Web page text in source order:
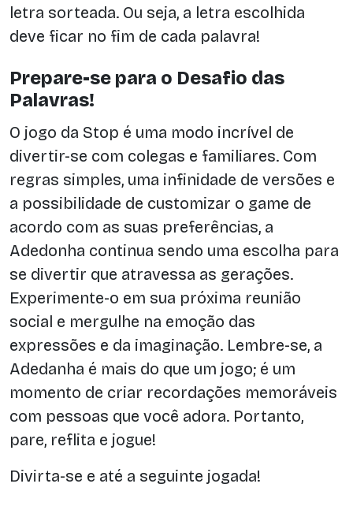
letra sorteada. Ou seja, a letra escolhida
deve ficar no fim de cada palavra!
Prepare-se para o Desafio das
Palavras!
O jogo da Stop é uma modo incrível de
divertir-se com colegas e familiares. Com
regras simples, uma infinidade de versões e
a possibilidade de customizar o game de
acordo com as suas preferências, a
Adedonha continua sendo uma escolha para
se divertir que atravessa as gerações.
Experimente-o em sua próxima reunião
social e mergulhe na emoção das
expressões e da imaginação. Lembre-se, a
Adedanha é mais do que um jogo; é um
momento de criar recordações memoráveis
com pessoas que você adora. Portanto,
pare, reflita e jogue!
Divirta-se e até a seguinte jogada!